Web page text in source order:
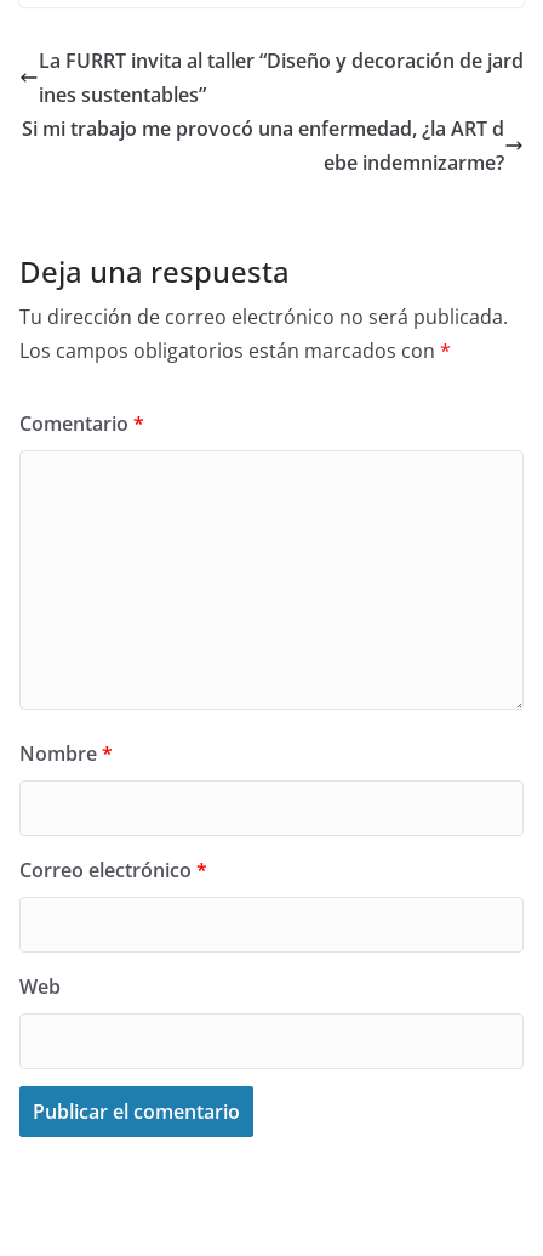
La FURRT invita al taller “Diseño y decoración de jard
ines sustentables”
Si mi trabajo me provocó una enfermedad, ¿la ART d
ebe indemnizarme?
Deja una respuesta
Tu dirección de correo electrónico no será publicada.
Los campos obligatorios están marcados con *
Comentario *
Nombre*
Correo electrónico *
Web